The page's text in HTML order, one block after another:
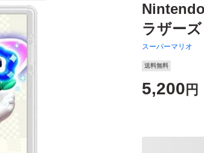
ラザー
スーパーマリオ
送料無料
5,200 円